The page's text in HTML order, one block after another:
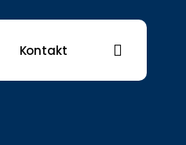
Kontakt